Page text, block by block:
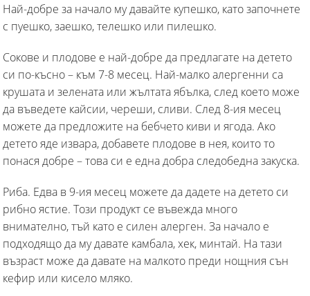
Най-добре за начало му давайте купешко, като започнете
с пуешко, заешко, телешко или пилешко.
Сокове и плодове е най-добре да предлагате на детето
си по-късно – към 7-8 месец. Най-малко алергенни са
крушата и зелената или жълтата ябълка, след което може
да въведете кайсии, череши, сливи. След 8-ия месец
можете да предложите на бебчето киви и ягода. Ако
детето яде извара, добавете плодове в нея, които то
понася добре – това си е една добра следобедна закуска.
Риба. Едва в 9-ия месец можете да дадете на детето си
рибно ястие. Този продукт се въвежда много
внимателно, тъй като е силен алерген. За начало е
подходящо да му давате камбала, хек, минтай. На тази
възраст може да давате на малкото преди нощния сън
кефир или кисело мляко.